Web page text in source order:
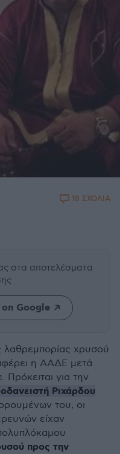
18 ΣΧΟΛΙΑ
στα αποτελέσματα
Google
λαθρεμπορίας χρυσού
η ΑΑΔΕ μετά
για την
Ριχάρδου
του, οι
είχαν
προς την